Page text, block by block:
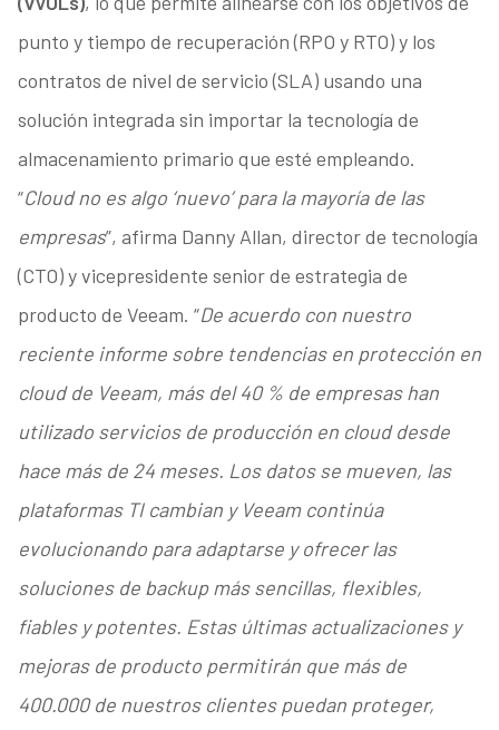
punto y tiempo de recuperación (RPO y RTO) y los
contratos de nivel de servicio (SLA) usando una
solución integrada sin importar la tecnología de
almacenamiento primario que esté empleando.
“Cloud no es algo ‘nuevo’ para la mayoría de las
empresas”, afirma Danny Allan, director de tecnología
(CTO) y vicepresidente senior de estrategia de
producto de Veeam. “De acuerdo con nuestro
reciente informe sobre tendencias en protección en
cloud de Veeam, más del 40 % de empresas han
utilizado servicios de producción en cloud desde
hace más de 24 meses. Los datos se mueven, las
plataformas TI cambian y Veeam continúa
evolucionando para adaptarse y ofrecer las
soluciones de backup más sencillas, flexibles,
fiables y potentes. Estas últimas actualizaciones y
mejoras de producto permitirán que más de
400.000 de nuestros clientes puedan proteger,